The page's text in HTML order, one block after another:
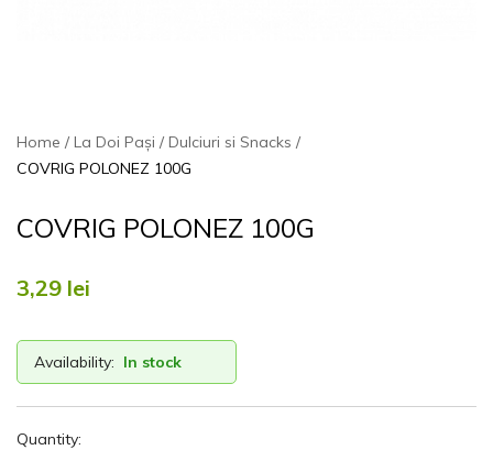
Home La Doi Pași
Dulciuri si Snacks
COVRIG POLONEZ 100G
COVRIG POLONEZ 100G
3,29 lei
Availability: In stock
Quantity: